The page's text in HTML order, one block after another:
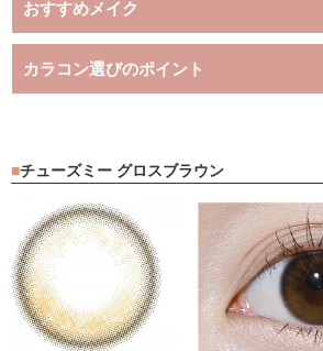
おすすめメイク
カラコン選びのポイント
チューズミー グロスブラウン